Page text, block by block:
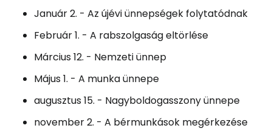
Január 2. - Az újévi ünnepségek folytatódnak
Február 1. - A rabszolgaság eltörlése
Március 12. - Nemzeti ünnep
Május 1. - A munka ünnepe
augusztus 15. - Nagyboldogasszony ünnepe
november 2. - A bérmunkások megérkezése